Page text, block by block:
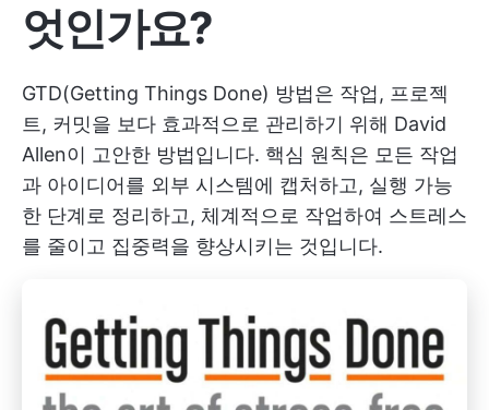
엇인가요?
GTD(Getting Things Done) 방법은 작업, 프로젝
트, 커밋을 보다 효과적으로 관리하기 위해 David
Allen이 고안한 방법입니다. 핵심 원칙은 모든 작업
과 아이디어를 외부 시스템에 캡처하고, 실행 가능
한 단계로 정리하고, 체계적으로 작업하여 스트레스
를 줄이고 집중력을 향상시키는 것입니다.